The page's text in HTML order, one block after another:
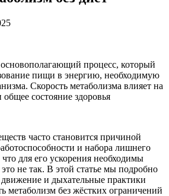
процесс, который
пищи в энергию, необходимую
Скорость метаболизма влияет на
состояние здоровья
часто становится причиной
и набора лишнего
для его ускорения необходимы
не так. В этой статье мы подробно
движение и дыхательные практики
метаболизм без жёстких ограничений